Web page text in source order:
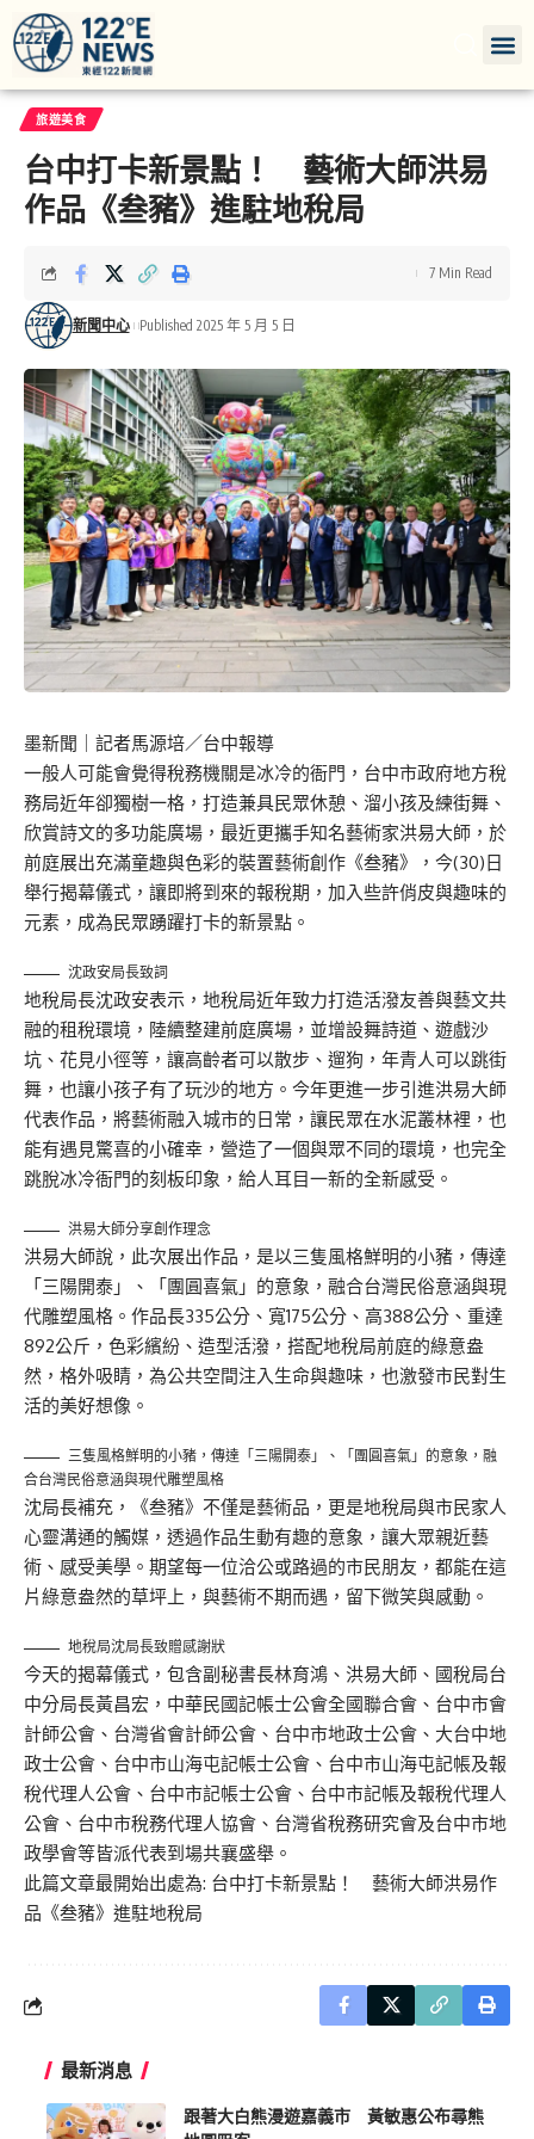
旅遊美食
台中打卡新景點！ 藝術大師洪易
作品《叁豬》進駐地稅局
新聞中心 Published 2025 年 5 月 5 日
7 Min Read
墨新聞
｜記者馬源培／台中報導
一般人可能會覺得稅務機關是冰冷的衙門，台中市政府地方稅
務局近年卻獨樹一格，打造兼具民眾休憩、溜小孩及練街舞、
欣賞詩文的多功能廣場，最近更攜手知名藝術家洪易大師，於
前庭展出充滿童趣與色彩的裝置藝術創作《叁豬》，今(30)日
舉行揭幕儀式，讓即將到來的報稅期，加入些許俏皮與趣味的
元素，成為民眾踴躍打卡的新景點。
沈政安局長致詞
地稅局長沈政安表示，地稅局近年致力打造活潑友善與藝文共
融的租稅環境，陸續整建前庭廣場，並增設舞詩道、遊戲沙
坑、花見小徑等，讓高齡者可以散步、遛狗，年青人可以跳街
舞，也讓小孩子有了玩沙的地方。今年更進一步引進洪易大師
代表作品，將藝術融入城市的日常，讓民眾在水泥叢林裡，也
能有遇見驚喜的小確幸，營造了一個與眾不同的環境，也完全
跳脫冰冷衙門的刻板印象，給人耳目一新的全新感受。
洪易大師分享創作理念
洪易大師說，此次展出作品，是以三隻風格鮮明的小豬，傳達
「三陽開泰」、「團圓喜氣」的意象，融合台灣民俗意涵與現
代雕塑風格。作品長335公分、寬175公分、高388公分、重達
892公斤，色彩繽紛、造型活潑，搭配地稅局前庭的綠意盎
然，格外吸睛，為公共空間注入生命與趣味，也激發市民對生
活的美好想像。
三隻風格鮮明的小豬，傳達「三陽開泰」、「團圓喜氣」的意象，融
合台灣民俗意涵與現代雕塑風格
沈局長補充，《叁豬》不僅是藝術品，更是地稅局與市民家人
心靈溝通的觸媒，透過作品生動有趣的意象，讓大眾親近藝
術、感受美學。期望每一位洽公或路過的市民朋友，都能在這
片綠意盎然的草坪上，與藝術不期而遇，留下微笑與感動。
地稅局沈局長致贈感謝狀
今天的揭幕儀式，包含副秘書長林育鴻、洪易大師、國稅局台
中分局長黃昌宏，中華民國記帳士公會全國聯合會、台中市會
計師公會、台灣省會計師公會、台中市地政士公會、大台中地
政士公會、台中市山海屯記帳士公會、台中市山海屯記帳及報
稅代理人公會、台中市記帳士公會、台中市記帳及報稅代理人
公會、台中市稅務代理人協會、台灣省稅務研究會及台中市地
政學會等皆派代表到場共襄盛舉。
此篇文章最開始出處為: 台中打卡新景點！ 藝術大師洪易作
品《叁豬》進駐地稅局
最新消息
跟著大白熊漫遊嘉義市 黃敏惠公布尋熊